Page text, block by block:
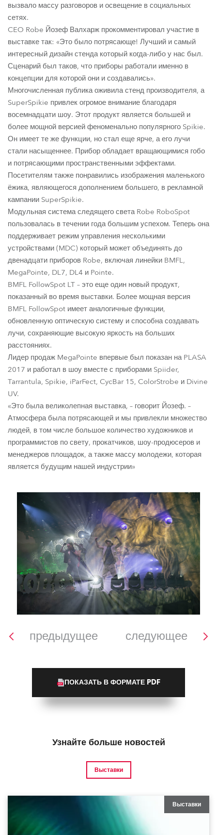
вызвало массу разговоров и освещение в социальных
сетях.
CEO Robe Йозеф Валхарж прокомментировал участие в
выставке так: «Это было потрясающе! Лучший и самый
интересный дизайн стенда который когда-либо у нас был.
Сценарий был таков, что приборы работали именно в
концепции для которой они и создавались».
Многочисленная публика оживила стенд производителя, а
SuperSpikie привлек огромое внимание благодаря
восемнадцати шоу. Этот продукт является большей и
более мощной версией феноменально популярного Spikie.
Он имеет те же функции, но стал еще ярче, а его лучи
стали насыщеннее. Прибор обладает вращающимися гобо
и потрясающими пространственными эффектами.
Посетителям также понравились изображения маленького
ёжика, являющегося дополнением большего, в рекламной
кампании SuperSpikie.
Модульная система следящего света Robe RoboSpot
пользовалась в течении года большим успехом. Теперь она
поддерживает режим управления несколькими
устройствами (MDC) который может объединять до
двенадцати приборов Robe, включая линейки BMFL,
MegaPointe, DL7, DL4 и Pointe.
BMFL FollowSpot LT – это еще один новый продукт,
показанный во время выставки. Более мощная версия
BMFL FollowSpot имеет аналогичные функции,
обновленную оптическую систему и способна создавать
лучи, сохраняющие высокую яркость на больших
расстояниях.
Лидер продаж MegaPointe впервые был показан на PLASA
2017 и работал в шоу вместе с приборами Spiider,
Tarrantula, Spikie, iParFect, CycBar 15, ColorStrobe и Divine
UV.
«Это была великолепная выставка, – говорит Йозеф. –
Атмосфера была потрясающей и мы привлекли множество
людей, в том числе большое количество художников и
программистов по свету, прокатчиков, шоу-продюсеров и
менеджеров площадок, а также массу молодежи, которая
является будущим нашей индустрии»
предыдущее следующее
ПОКАЗАТЬ В ФОРМАТЕ PDF
Узнайте больше новостей
Выставки
Выставки